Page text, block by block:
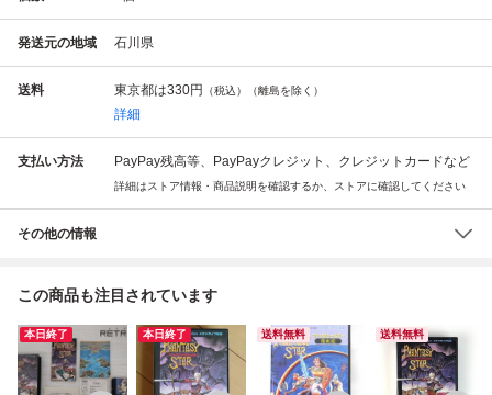
発送元の地域 石川県
送料 東京都は330円 （税込）（離島を除く）
詳細
支払い方法 PayPay残高等、PayPayクレジット、クレジットカードなど
詳細はストア情報・商品説明を確認するか、ストアに確認してください
その他の情報
この商品も注目されています
本日終了 本日終了 送料無料 送料無料